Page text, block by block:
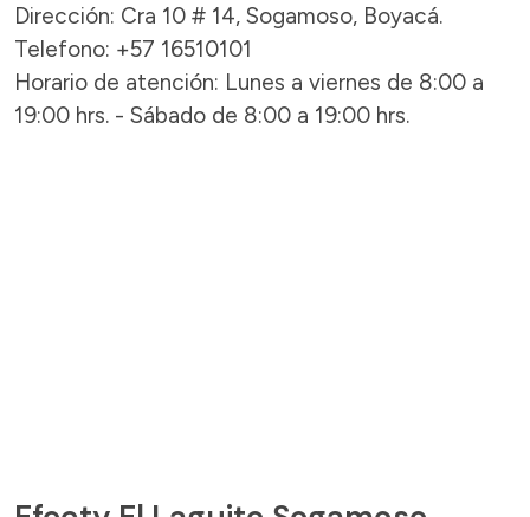
Dirección: Cra 10 # 14, Sogamoso, Boyacá.
Telefono: +57 16510101
Horario de atención: Lunes a viernes de 8:00 a
19:00 hrs. - Sábado de 8:00 a 19:00 hrs.